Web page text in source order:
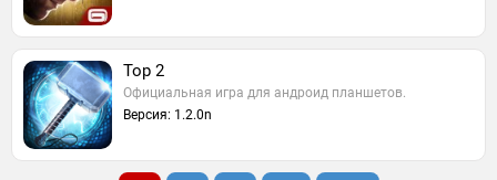
Тор 2
Официальная игра для андроид планшетов.
Версия: 1.2.0n